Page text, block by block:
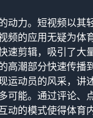
动力。短视频以
的应用无疑为体
剪辑，吸引了大
高潮部分快速传
动员的风采，讲
可能。通过评论
动的模式使得体